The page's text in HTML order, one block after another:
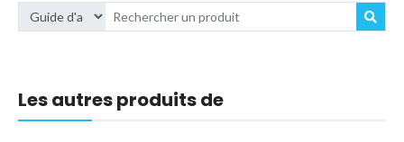
Les autres produits de